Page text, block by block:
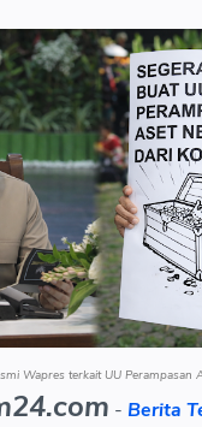
Wapres terkait UU Perampasan
- Berita